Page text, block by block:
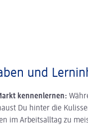
und
kennenlernen:
Du hinter die
im Arbeitsalltag zu